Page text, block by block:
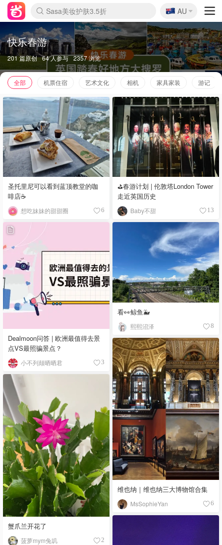
lululemon本周上新
Sasa美妆护肤3.5折
SSENSE年中3折
FreshBeauty好价汇总
Cettire降价+叠9折
Farfetch折上8折
WWS Coles超市实拍
viagogo二手票捡漏
Myer清仓1折起
The Outnet奢牌1折起
David Jones 3折起
Flannels大牌1折
Perfumes Club护肤1折
AMIRO返校季6.2折
Oweek抽奖送Airpods
Amazon折扣汇总
eToro入金$200送$50
Amazon数码好物
ICONIC本周7.5折
ThedoubleF高奢地板价
Moose Knuckles 6折
丝芙兰5折起
EUFY官网3.7折起
Selenichast首饰2折
Trip机票酒店促销
YSL送5件彩妆礼
Amazon家居好物
BIGBANG巡演开票
David Jones时尚3折
Amazon美妆护肤
雅漾大喷$8
过敏原检测盒$33
伊索独家赠50ml沐浴露
科颜氏送高保湿面霜
SEALIFE海洋馆门票6折
丝塔芙大白罐$16
订阅Newsletter送香薰
Cult Beauty 6.8折
Harrods圣诞日历2.3折
LN-CC奢牌私促3折
d'Alba空姐喷雾$16
EVE LOM套装逆天2折
Bernardelli独家4折
Adore Beauty 6折起
CT圣诞日历
Mytheresa奢品2.7折
🇦🇺
AU
快乐春游
201 篇原创 64 人参与 2357 浏览
全部 机票住宿 艺术文化 相机 家具家装 游记
圣托里尼可以看到蓝顶教堂的咖
啡店☕
想吃妹妹的甜甜圈 6
⛳️春游计划 | 伦敦塔London Tower
走近英国历史
Baby不甜 13
Dealmoon问答 | 欧洲最值得去景
点VS最照骗景点？
小不列颠晒晒君 3
看👀鲸鱼🐳
熙熙沼泽 8
维也纳｜维也纳三大博物馆合集
MsSophieYan 6
蟹爪兰开花了
菠萝mym兔叽 2